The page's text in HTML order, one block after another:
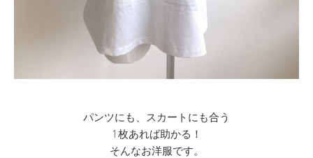
パンツにも、スカートにも合う
1枚あれば助かる！
そんなお洋服です。